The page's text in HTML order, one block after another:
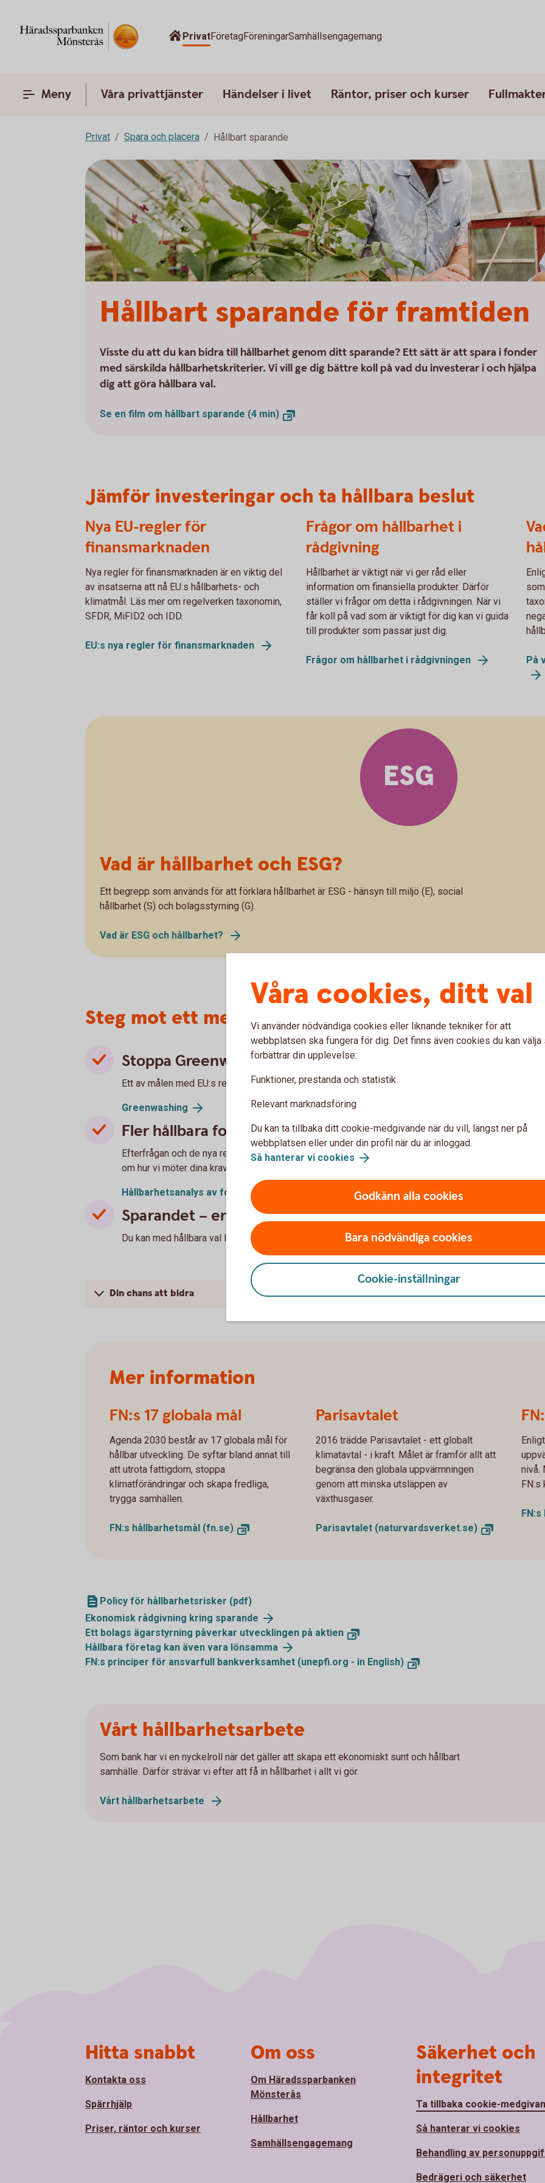
PrivatFöretagFöreningarSamhällsengagemang
Meny Våra privattjänster Händelser i livet Räntor, priser och kurser
Privat Spara och placera Hållbart sparande
Hållbart sparande för framtiden
Visste du att du kan bidra till hållbarhet genom ditt sparande? Ett sätt är att spara i fonder
med särskilda hållbarhetskriterier. Vi vill ge dig bättre koll på vad du investerar i och hjälpa
dig att göra hållbara val.
Se en film om hållbart sparande (4 min)
Jämför investeringar och ta hållbara beslut
Nya EU-regler för
finansmarknaden
Nya regler för finansmarknaden är en viktig del
av insatserna att nå EU:s hållbarhets- och
klimatmål. Läs mer om regelverken taxonomin,
SFDR, MiFID2 och IDD.
EU:s nya regler för finansmarknaden
Frågor om hållbarhet i
rådgivning
Hållbarhet är viktigt när vi ger råd eller
information om finansiella produkter. Därför
ställer vi frågor om detta i rådgivningen. När vi
får koll på vad som är viktigt för dig kan vi guida
till produkter som passar just dig.
Frågor om hållbarhet i rådgivningen På
Vad är hållbarhet och ESG?
Ett begrepp som används för att förklara hållbarhet är ESG - hänsyn till miljö (E), social
hållbarhet (S) och bolagsstyrning (G).
Vad är ESG och hållbarhet?
ESG
Steg mot ett mer hållbart sparande
Stoppa Greenwashing
Ett av målen med EU:s regler är att minska risken för greenwashing.
Greenwashing
Fler hållbara fonder
Efterfrågan och de nya reglerna kommer att ge dig fler hållbara fonder att välja på. Läs
om hur vi möter dina krav på hållbarhet i vår hållbarhetsanalys av fonder.
Hållbarhetsanalys av fonder
Sparandet – en chans för dig att påverka
Du kan med hållbara val låta pengarna jobba för bättre förutsättningar runt vår planet.
Din chans att bidra
Mer information
FN:s 17 globala mål
Agenda 2030 består av 17 globala mål för
hållbar utveckling. De syftar bland annat till
att utrota fattigdom, stoppa
klimatförändringar och skapa fredliga,
trygga samhällen.
FN:s hållbarhetsmål (fn.se)
Parisavtalet
2016 trädde Parisavtalet - ett globalt
klimatavtal - i kraft. Målet är framför allt att
begränsa den globala uppvärmningen
genom att minska utsläppen av
växthusgaser.
Parisavtalet (naturvardsverket.se)
nivå.
FN:s
Policy för hållbarhetsrisker (pdf)
Ekonomisk rådgivning kring sparande
Ett bolags ägarstyrning påverkar utvecklingen på aktien
Hållbara företag kan även vara lönsamma
FN:s principer för ansvarfull bankverksamhet (unepfi.org - in English)
Vårt hållbarhetsarbete
Som bank har vi en nyckelroll när det gäller att skapa ett ekonomiskt sunt och hållbart
samhälle. Därför strävar vi efter att få in hållbarhet i allt vi gör.
Vårt hållbarhetsarbete
Våra cookies, ditt val
Vi använder nödvändiga cookies eller liknande tekniker för att
webbplatsen ska fungera för dig. Det finns även cookies du kan välja
förbättrar din upplevelse:
Funktioner, prestanda och statistik
Relevant marknadsföring
Du kan ta tillbaka ditt cookie-medgivande när du vill, längst ner på
webbplatsen eller under din profil när du är inloggad.
Så hanterar vi cookies
Godkänn alla cookies
Bara nödvändiga cookies
Cookie-inställningar
Hitta snabbt
Kontakta oss
Spärrhjälp
Priser, räntor och kurser
Om oss
Om Häradssparbanken
Mönsterås
Hållbarhet
Samhällsengagemang
Säkerhet och
integritet
Ta tillbaka cookie-
Så hanterar vi cookies
Behandling av
Bedrägeri och säkerhet